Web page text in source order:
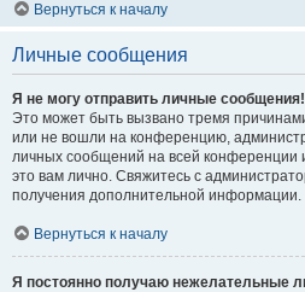
Вернуться к началу
Личные сообщения
Я не могу отправить личные сообщения!
Это может быть вызвано тремя
или не вошли на конференцию,
личных сообщений на всей конференции
это вам лично. Свяжитесь с
получения дополнительной информации.
Вернуться к началу
Я постоянно получаю нежелательные